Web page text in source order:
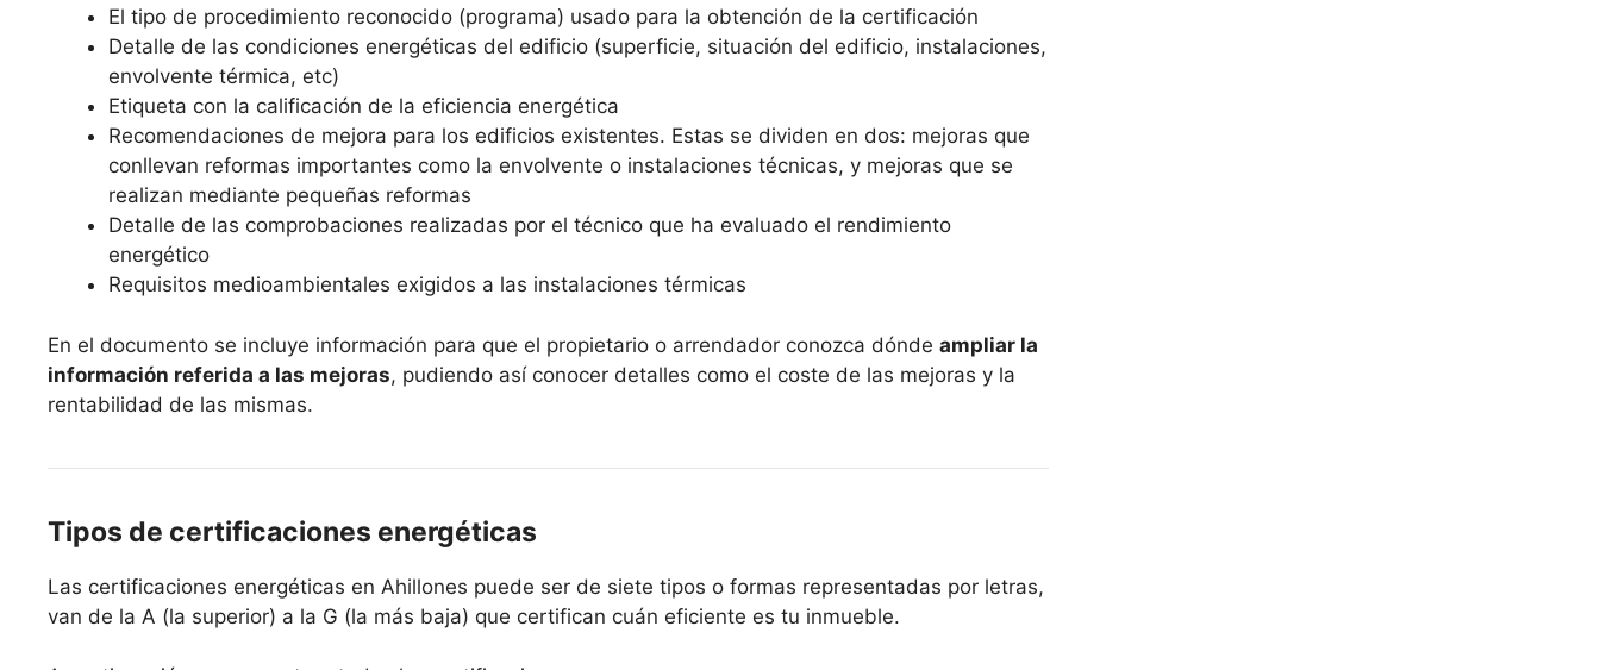
El tipo de procedimiento reconocido (programa) usado para la obtención de la certificación
Detalle de las condiciones energéticas del edificio (superficie, situación del edificio, instalaciones,
envolvente térmica, etc)
Etiqueta con la calificación de la eficiencia energética
Recomendaciones de mejora para los edificios existentes. Estas se dividen en dos: mejoras que
conllevan reformas importantes como la envolvente o instalaciones técnicas, y mejoras que se
realizan mediante pequeñas reformas
Detalle de las comprobaciones realizadas por el técnico que ha evaluado el rendimiento
energético
Requisitos medioambientales exigidos a las instalaciones térmicas
En el documento se incluye información para que el propietario o arrendador conozca dónde ampliar la
información referida a las mejoras, pudiendo así conocer detalles como el coste de las mejoras y la
rentabilidad de las mismas.
Tipos de certificaciones energéticas
Las certificaciones energéticas en Ahillones puede ser de siete tipos o formas representadas por letras,
van de la A (la superior) a la G (la más baja) que certifican cuán eficiente es tu inmueble.